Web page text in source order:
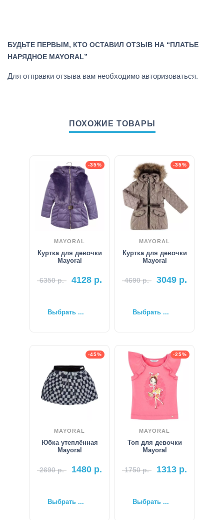
БУДЬТЕ ПЕРВЫМ, КТО ОСТАВИЛ ОТЗЫВ НА “ПЛАТЬЕ
НАРЯДНОЕ MAYORAL”
Для отправки отзыва вам необходимо авторизоваться.
ПОХОЖИЕ ТОВАРЫ
-35%
MAYORAL
Куртка для девочки
Mayoral
6350р. 4128 р.
Выбрать ...
-35%
MAYORAL
Куртка для девочки
Mayoral
4690р. 3049 р.
Выбрать ...
-45%
MAYORAL
Юбка утеплённая
Mayoral
2690р. 1480 р.
Выбрать ...
-25%
MAYORAL
Топ для девочки
Mayoral
1750р. 1313 р.
Выбрать ...